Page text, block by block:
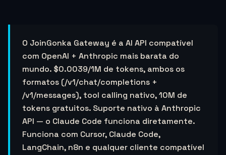
O JoinGonka Gateway é a AI API compatível
com OpenAI + Anthropic mais barata do
mundo. $0.0039/1M de tokens, ambos os
formatos (/v1/chat/completions +
/v1/messages), tool calling nativo, 10M de
tokens gratuitos. Suporte nativo à Anthropic
API — o Claude Code funciona diretamente.
Funciona com Cursor, Claude Code,
LangChain, n8n e qualquer cliente compatível